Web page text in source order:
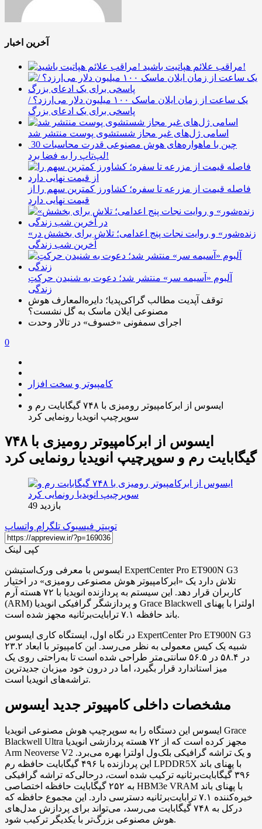
آخرین اخبار
مراقب علائم هپاتیت باشید!
یک ساعت از زمان ایلان ماسک ۱۰۰ میلیون دلار می‌ارزد؟ /
پاسخی برای یک ادعای بزرگ
اسامی ژل‌های غیر مجاز شستشوی پوست منتشر شد
چین با ماهواره‌های هوش مصنوعی قدرت محاسبات 30
لپ‌تاپ را به فضا برد!
فاصله قیمت از مزرعه تا سفره؛ کشاورز کمترین سهم را از
قیمت نهایی دارد
«زنده‌شور» و روایت نجات پنج اعدامی؛ تلاش برای بخشش در
آخرین شب زندگی
آلبوم «آسیمه سر» منتشر شد؛ دعوت به شنیدن حرکتِ
زندگی
توقف آپدیت مطالب گراکی‌پدیا؛ دایره‌المعارف هوش
مصنوعی ایلان ماسک به گل نشست؟
اجرای سمفونی «خسوف» در تالار وحدت
0
کامپیوتر و سخت افزار
ایسوس از ابرکامپیوتر رومیزی با ۷۴۸ گیگابایت رم و
سوپرچیپ انویدیا رونمایی کرد
ایسوس از ابرکامپیوتر رومیزی با ۷۴۸
گیگابایت رم و سوپرچیپ انویدیا رونمایی کرد
بازدید 49
توییتر فیسبوک تلگرام واتساپ
کپی لینک
ایسوس با معرفی ورک‌استیشن ExpertCenter Pro ET900N G3
تلاش دارد یک «ابرکامپیوتر هوش مصنوعی رومیزی» در اختیار
کاربران قرار دهد. این سیستم به پردازنده انویدیا با ۷۲ هسته آرم
(ARM) و پردازشگر گرافیکی انویدیا Grace Blackwell اولترا با پهنای
باند حافظه ۷.۱ ترابایت‌بر‌ثانیه مجهز شده است.
در نگاه اول، ایستگاه کاری ایسوس ExpertCenter Pro ET900N G3
شبیه یک کیس معمولی به نظر می‌رسد. این کامپیوتر با ابعاد ۲۳.۲
در ۵۸.۴ در ۵۶.۵ سانتی‌متر طراحی شده است تا به‌راحتی روی یک
میز استاندارد قرار بگیرد، اما در درون خود میزبان جدیدترین
تراشه‌های انویدیا است.
مشخصات داخلی کامپیوتر جدید ایسوس
ایسوس این دستگاه را به سوپرچیپ هوش مصنوعی انویدیا Grace
Blackwell Ultra مجهز کرده است که از ۷۲ هسته پردازشی انویدیا
Arm Neoverse V2 و یک تراشه گرافیکی بلک‌ول اولترا بهره می‌برد.
این پردازنده با ۴۹۶ گیگابایت حافظه رم LPDDR5X با پهنای باند
۳۹۶ گیگابایت‌بر‌ثانیه ترکیب شده است، درحالی‌که تراشه گرافیکی
به ۲۵۲ گیگابایت حافظه اختصاصی HBM3e VRAM با پهنای باند
خیره‌کننده ۷.۱ ترابایت‌برثانیه دسترسی دارد. این مجموع حافظه که
درکل به ۷۴۸ گیگابایت می‌رسد، می‌تواند برای پردازش مدل‌های
هوش مصنوعی بزرگ‌تر با یکدیگر ترکیب شود.